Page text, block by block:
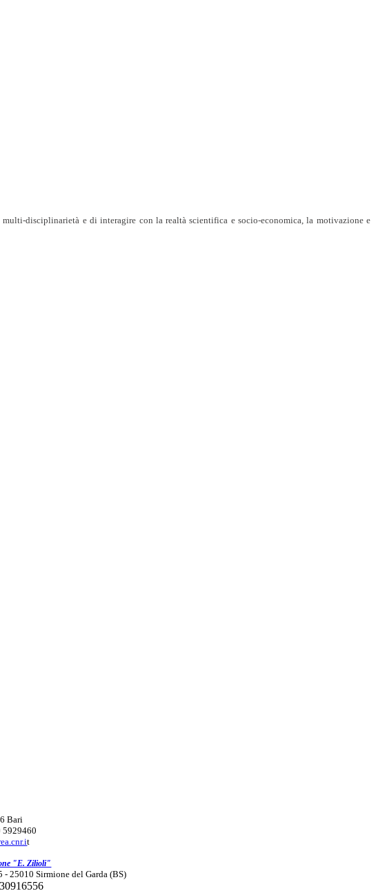
disciplinarietà e di interagire con la realtà scientifica e socio-economica, la motivazione e
Bari
5929460
t
"E. Zilioli"
- 25010 Sirmione del Garda (BS)